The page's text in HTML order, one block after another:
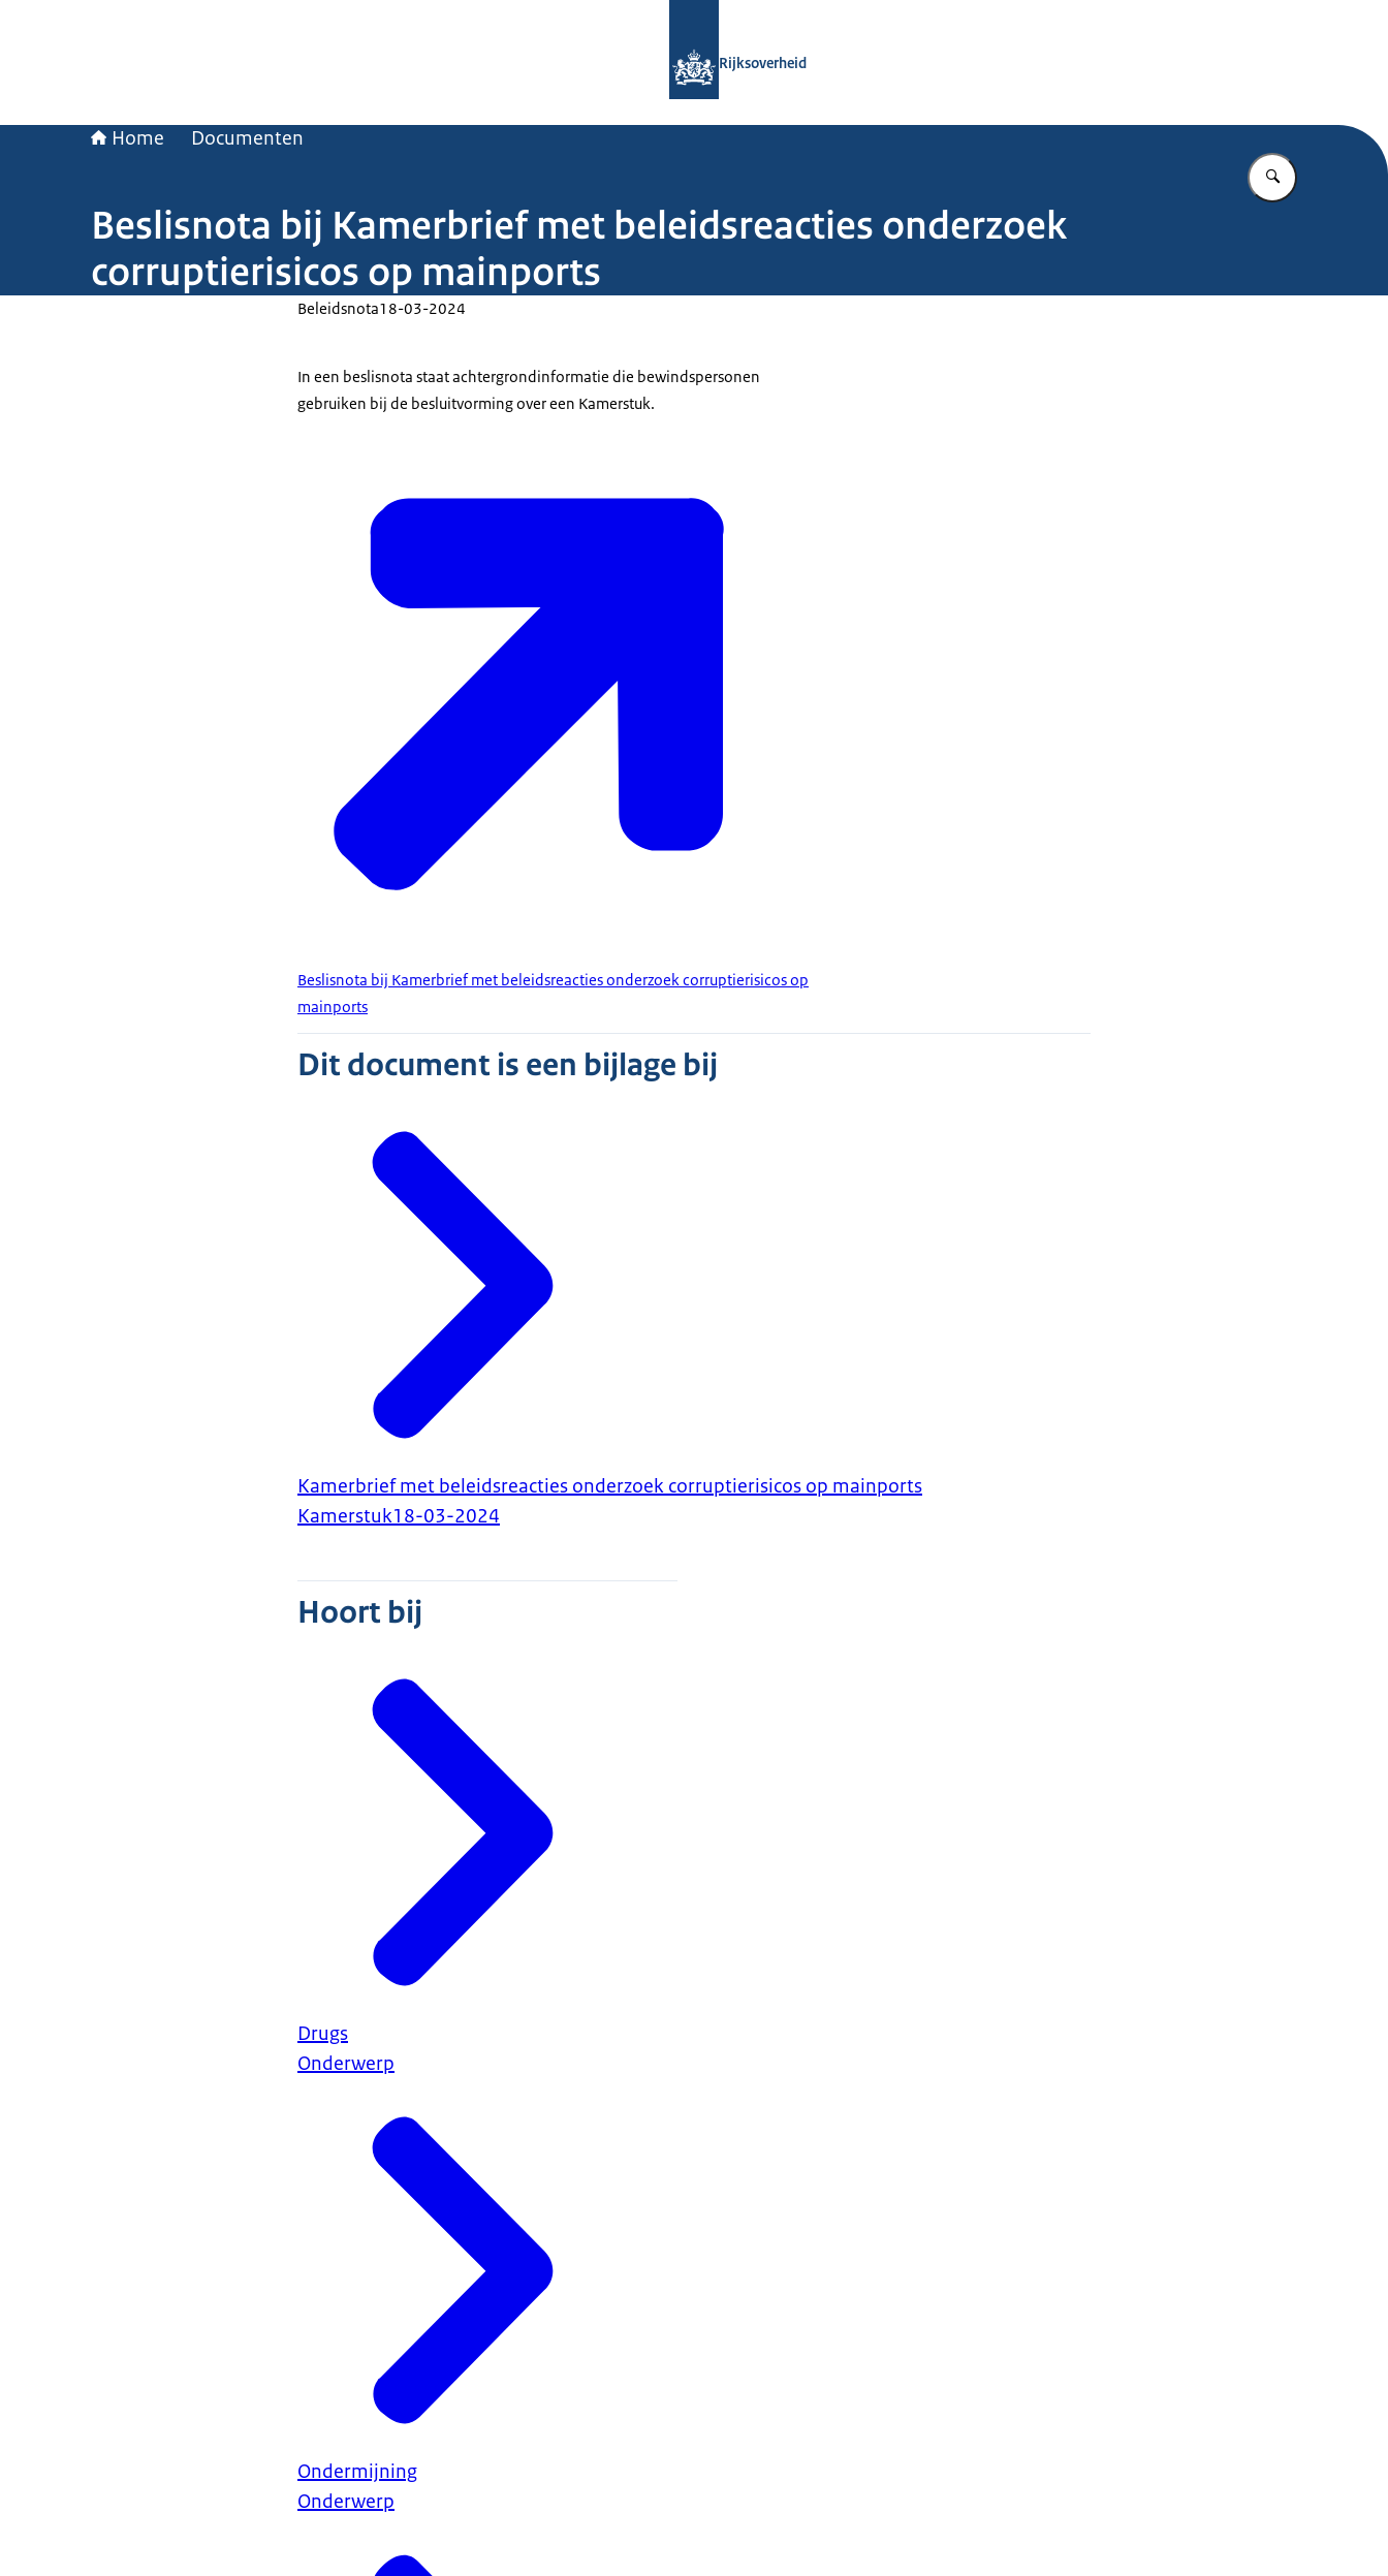
Rijksoverheid
Home Documenten
Vul in wat u
Beslisnota bij Kamerbrief met beleidsreacties onderzoek
corruptierisicos op mainports
Beleidsnota18-03-2024
In een beslisnota staat achtergrondinformatie die bewindspersonen
gebruiken bij de besluitvorming over een Kamerstuk.
Beslisnota bij Kamerbrief met beleidsreacties onderzoek corruptierisicos op
mainports
Dit document is een bijlage bij
Kamerbrief met beleidsreacties onderzoek corruptierisicos op mainports
Kamerstuk18-03-2024
Hoort bij
Drugs
Onderwerp
Ondermijning
Onderwerp